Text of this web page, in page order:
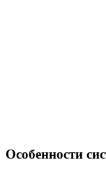
Особенности